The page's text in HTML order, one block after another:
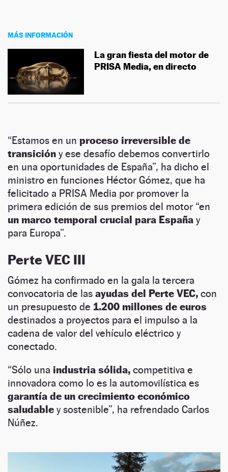
MÁS INFORMACIÓN
La gran fiesta del motor de
PRISA Media, en directo
“Estamos en un proceso irreversible de
transición y ese desafío debemos convertirlo
en una oportunidades de España”, ha dicho el
ministro en funciones Héctor Gómez, que ha
felicitado a PRISA Media por promover la
primera edición de sus premios del motor “en
un marco temporal crucial para España y
para Europa”.
Perte VEC III
Gómez ha confirmado en la gala la tercera
convocatoria de las ayudas del Perte VEC, con
un presupuesto de 1.200 millones de euros
destinados a proyectos para el impulso a la
cadena de valor del vehículo eléctrico y
conectado.
“Sólo una industria sólida, competitiva e
innovadora como lo es la automovilística es
garantía de un crecimiento económico
saludable y sostenible”, ha refrendado Carlos
Núñez.